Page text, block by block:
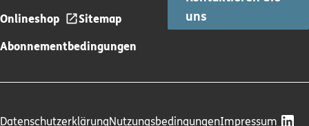
Onlineshop
Sitemap
Abonnementbedingungen
uns
DatenschutzerklärungNutzungsbedingungenImpressum